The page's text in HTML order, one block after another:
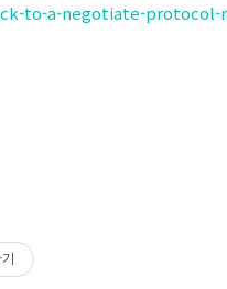
to-a-negotiate-